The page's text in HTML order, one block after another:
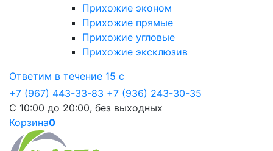
Прихожие эконом
Прихожие прямые
Прихожие угловые
Прихожие эксклюзив
Ответим в течение 15 с
+7 (967) 443-33-83 +7 (936) 243-30-35
С 10:00 до 20:00, без выходных
Корзина0